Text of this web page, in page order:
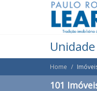
Home
101